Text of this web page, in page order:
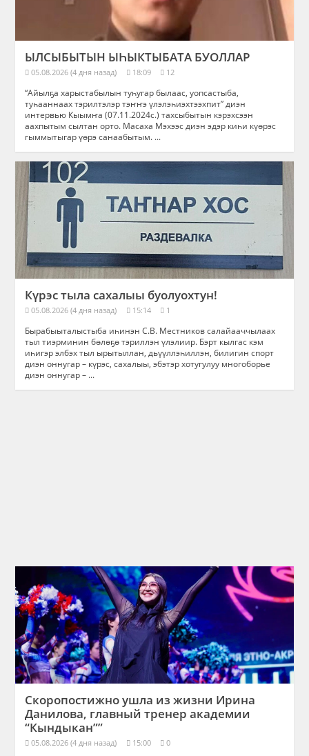
ЫЛСЫБЫТЫН ЫҺЫКТЫБАТА БУОЛЛАР
05.08.2026 (4 дня назад) 18:09 12
“Айылҕа харыстабылын туһугар былаас, уопсастыба,
туһааннаах тэрилтэлэр тэҥҥэ үлэлэһиэхтээхпит” диэн
интервью Кыымҥа (07.11.2024с.) тахсыбытын кэрэхсээн
аахпытым сылтан орто. Масаха Мэхээс диэн эдэр киһи күөрэс
гыммытыгар үөрэ санаабытым. ...
Күрэс тыла сахалыы буолуохтун!
05.08.2026 (4 дня назад) 15:14 1
Бырабыыталыстыба иһинэн С.В. Местников салайааччылаах
тыл тиэрминин бөлөҕө тэриллэн үлэлиир. Бэрт кылгас кэм
иһигэр элбэх тыл ырытыллан, дьүүллэһиллэн, билигин спорт
диэн оннугар – күрэс, сахалыы, эбэтэр хотугулуу многоборье
диэн оннугар – ...
Скоропостижно ушла из жизни Ирина
Данилова, главный тренер академии
“Кындыкан””
05.08.2026 (4 дня назад) 15:00 0